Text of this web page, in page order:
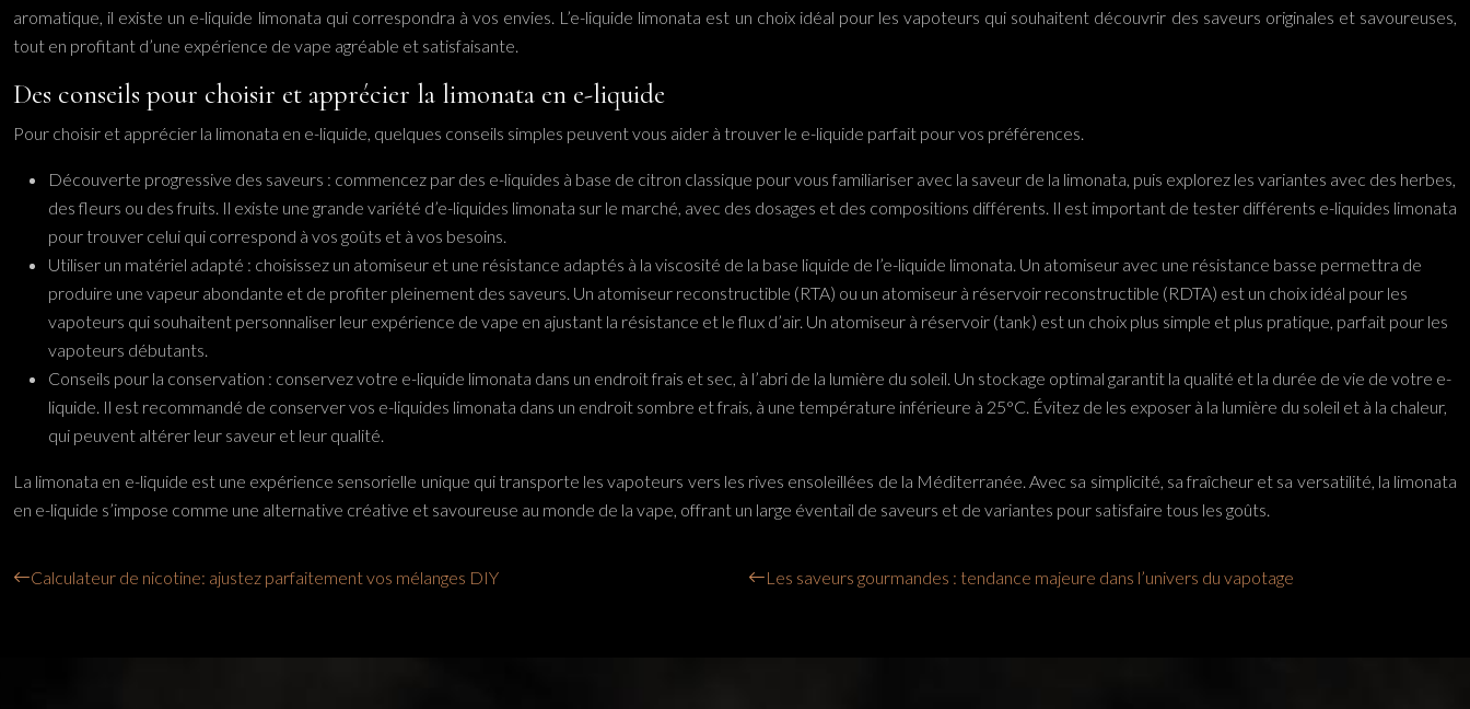
aromatique, il existe un e-liquide limonata qui correspondra à vos envies. L’e-liquide limonata est un choix idéal pour les vapoteurs qui souhaitent découvrir des saveurs originales et savoureuses,
tout en profitant d’une expérience de vape agréable et satisfaisante.
Des conseils pour choisir et apprécier la limonata en e-liquide
Pour choisir et apprécier la limonata en e-liquide, quelques conseils simples peuvent vous aider à trouver le e-liquide parfait pour vos préférences.
Découverte progressive des saveurs : commencez par des e-liquides à base de citron classique pour vous familiariser avec la saveur de la limonata, puis explorez les variantes avec des herbes,
des fleurs ou des fruits. Il existe une grande variété d’e-liquides limonata sur le marché, avec des dosages et des compositions différents. Il est important de tester différents e-liquides limonata
pour trouver celui qui correspond à vos goûts et à vos besoins.
Utiliser un matériel adapté : choisissez un atomiseur et une résistance adaptés à la viscosité de la base liquide de l’e-liquide limonata. Un atomiseur avec une résistance basse permettra de
produire une vapeur abondante et de profiter pleinement des saveurs. Un atomiseur reconstructible (RTA) ou un atomiseur à réservoir reconstructible (RDTA) est un choix idéal pour les
vapoteurs qui souhaitent personnaliser leur expérience de vape en ajustant la résistance et le flux d’air. Un atomiseur à réservoir (tank) est un choix plus simple et plus pratique, parfait pour les
vapoteurs débutants.
Conseils pour la conservation : conservez votre e-liquide limonata dans un endroit frais et sec, à l’abri de la lumière du soleil. Un stockage optimal garantit la qualité et la durée de vie de votre e-
liquide. Il est recommandé de conserver vos e-liquides limonata dans un endroit sombre et frais, à une température inférieure à 25°C. Évitez de les exposer à la lumière du soleil et à la chaleur,
qui peuvent altérer leur saveur et leur qualité.
La limonata en e-liquide est une expérience sensorielle unique qui transporte les vapoteurs vers les rives ensoleillées de la Méditerranée. Avec sa simplicité, sa fraîcheur et sa versatilité, la limonata
en e-liquide s’impose comme une alternative créative et savoureuse au monde de la vape, offrant un large éventail de saveurs et de variantes pour satisfaire tous les goûts.
Calculateur de nicotine: ajustez parfaitement vos mélanges DIY Les saveurs gourmandes : tendance majeure dans l’univers du vapotage